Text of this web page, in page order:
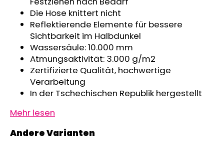
Die Hose knittert nicht
Reflektierende Elemente für bessere
Sichtbarkeit im Halbdunkel
Wassersäule: 10.000 mm
Atmungsaktivität: 3.000 g/m2
Zertifizierte Qualität, hochwertige
Verarbeitung
In der Tschechischen Republik hergestellt
Mehr lesen